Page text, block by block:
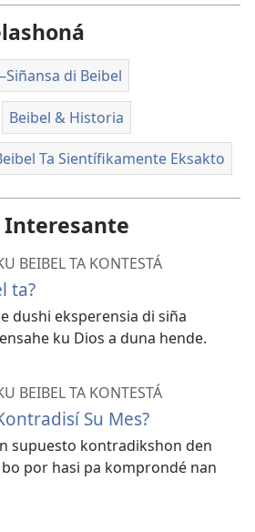
di Beibel
Beibel & Historia
Ta Sientífikamente Eksakto
BEIBEL TA KONTESTÁ
ta?
dushi eksperensia di siña
ku Dios a duna hende.
BEIBEL TA KONTESTÁ
Su Mes?
supuesto kontradikshon den
por hasi pa komprondé nan